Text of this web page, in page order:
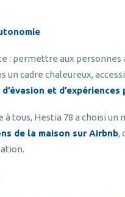
: permettre aux personnes
cadre chaleureux,
et d’expériences
tous, Hestia 78 a choisi un
de la maison sur Airbnb,